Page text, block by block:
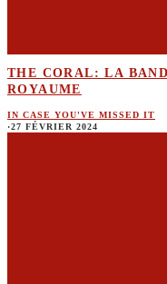
THE CORAL: LA
ROYAUME
IN CASE YOU'VE MISSED IT
·27 FÉVRIER 2024